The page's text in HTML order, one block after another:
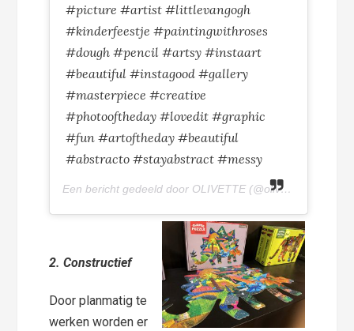
#picture #artist #littlevangogh
#kinderfeestje #paintingwithroses
#dough #pencil #artsy #instaart
#beautiful #instagood #gallery
#masterpiece #creative
#photooftheday #lovedit #graphic
#fun #artoftheday #beautiful
#abstracto #stayabstract #messy
Een bericht gedeeld door OLIVETTE (@olivettepuntnl) op
2. Constructief
Door planmatig te
werken worden er